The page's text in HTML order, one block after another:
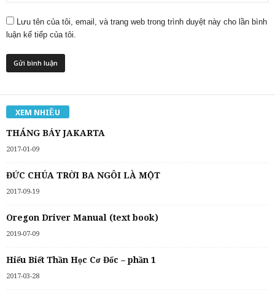
Lưu tên của tôi, email, và trang web trong trình duyệt này cho lần bình
luận kế tiếp của tôi.
XEM NHIỀU
THÁNG BẢY JAKARTA
2017-01-09
ĐỨC CHÚA TRỜI BA NGÔI LÀ MỘT
2017-09-19
Oregon Driver Manual (text book)
2019-07-09
Hiểu Biết Thần Học Cơ Đốc – phần 1
2017-03-28